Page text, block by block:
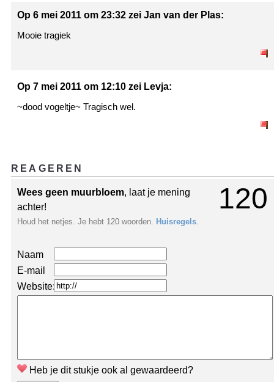
Op 6 mei 2011 om 23:32 zei Jan van der Plas:
Mooie tragiek
Op 7 mei 2011 om 12:10 zei Levja:
~dood vogeltje~ Tragisch wel.
REAGEREN
120
Wees geen muurbloem, laat je mening
achter!
Houd het netjes. Je hebt 120 woorden. Huisregels
Naam
E-mail
Website:
Heb je dit stukje ook al gewaardeerd?